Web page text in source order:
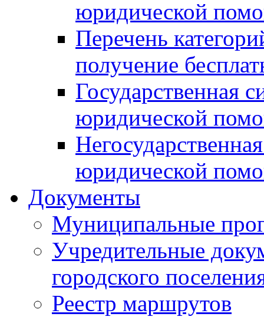
юридической
Перечень
получение
Государственная
юридической
юридической
Документы
Муниципальные
Учредительные
городского
Реестр маршрутов